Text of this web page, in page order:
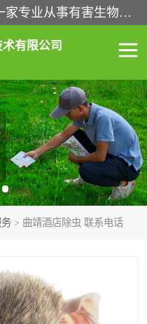
云南昆明亿之豪消杀公司是一家专业从事有害生物防治综合治理的公司，治理服务包括：灭鼠,杀虫,除虫,除蟑螂,白蚁防治,消杀等；安全环保,快速上门,价格透明,完善的售后服务,不影响您的生活工作。
有限公司
> 曲靖酒店除虫 联系电话
杀虫服务
除蟑螂服务
消杀服务
昆明灭蟑螂
昆明白蚁防治